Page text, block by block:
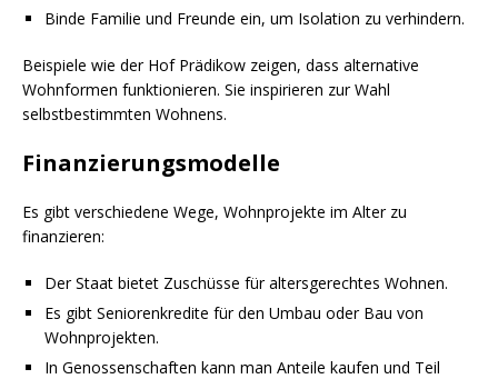
Binde Familie und Freunde ein, um Isolation zu verhindern.
Beispiele wie der Hof Prädikow zeigen, dass alternative
Wohnformen funktionieren. Sie inspirieren zur Wahl
selbstbestimmten Wohnens.
Finanzierungsmodelle
Es gibt verschiedene Wege, Wohnprojekte im Alter zu
finanzieren:
Der Staat bietet Zuschüsse für altersgerechtes Wohnen.
Es gibt Seniorenkredite für den Umbau oder Bau von
Wohnprojekten.
In Genossenschaften kann man Anteile kaufen und Teil